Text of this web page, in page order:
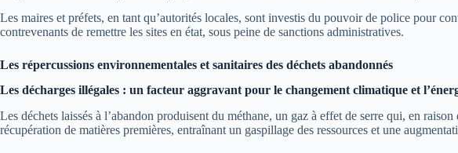
Les maires et préfets, en tant qu’autorités locales, sont investis du pouvoir de police pour
contrevenants de remettre les sites en état, sous peine de sanctions administratives.
Les répercussions environnementales et sanitaires des déchets abandonnés
Les décharges illégales : un facteur aggravant pour le changement climatique et
Les déchets laissés à l’abandon produisent du méthane, un gaz à effet de serre qui, en
récupération de matières premières, entraînant un gaspillage des ressources et une